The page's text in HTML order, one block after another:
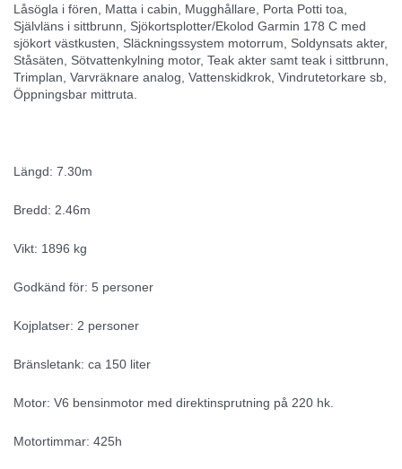
Låsögla i fören, Matta i cabin, Mugghållare, Porta Potti toa,
Självläns i sittbrunn, Sjökortsplotter/Ekolod Garmin 178 C med
sjökort västkusten, Släckningssystem motorrum, Soldynsats akter,
Ståsäten, Sötvattenkylning motor, Teak akter samt teak i sittbrunn,
Trimplan, Varvräknare analog, Vattenskidkrok, Vindrutetorkare sb,
Öppningsbar mittruta.
Längd: 7.30m
Bredd: 2.46m
Vikt: 1896 kg
Godkänd för: 5 personer
Kojplatser: 2 personer
Bränsletank: ca 150 liter
Motor: V6 bensinmotor med direktinsprutning på 220 hk.
Motortimmar: 425h